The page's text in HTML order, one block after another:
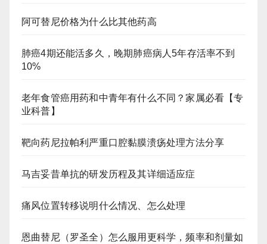
阿可替尼价格为什么比其他药高
肺癌4期还能活多久，晚期肺癌病人5年存活率不到
10%
老年食管癌用药和中青年有什么不同？家属必看【专
业科普】
靶向药尼拉帕利严重口腔黏膜溃疡处理方法分享
马吉妥昔单抗的研发历程及其详细适应症
痛风位置转移说明什么情况、怎么处理
恩曲替尼（罗圣全）怎么服用更科学，频率和剂量如